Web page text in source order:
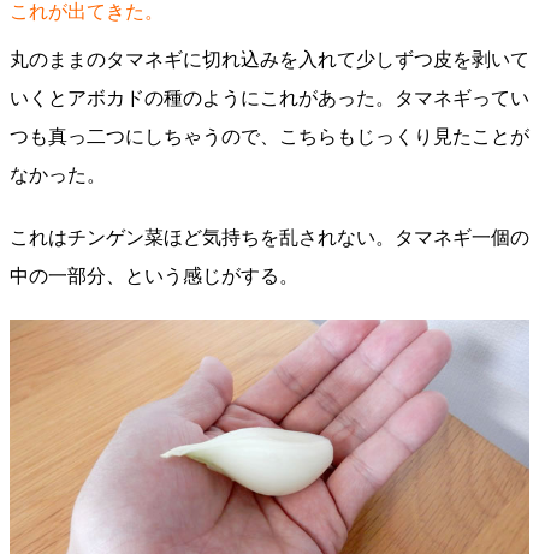
これが出てきた。
丸のままのタマネギに切れ込みを入れて少しずつ皮を剥いて
いくとアボカドの種のようにこれがあった。タマネギってい
つも真っ二つにしちゃうので、こちらもじっくり見たことが
なかった。
これはチンゲン菜ほど気持ちを乱されない。タマネギ一個の
中の一部分、という感じがする。